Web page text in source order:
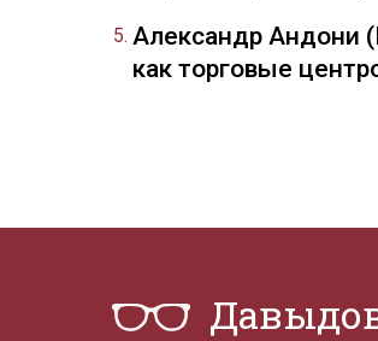
Александр Андони
как торговые